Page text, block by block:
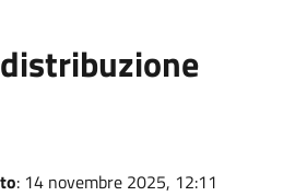
: 14 novembre 2025, 12:11